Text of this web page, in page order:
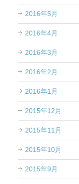
2016年5月
2016年4月
2016年3月
2016年2月
2016年1月
2015年12月
2015年11月
2015年10月
2015年9月